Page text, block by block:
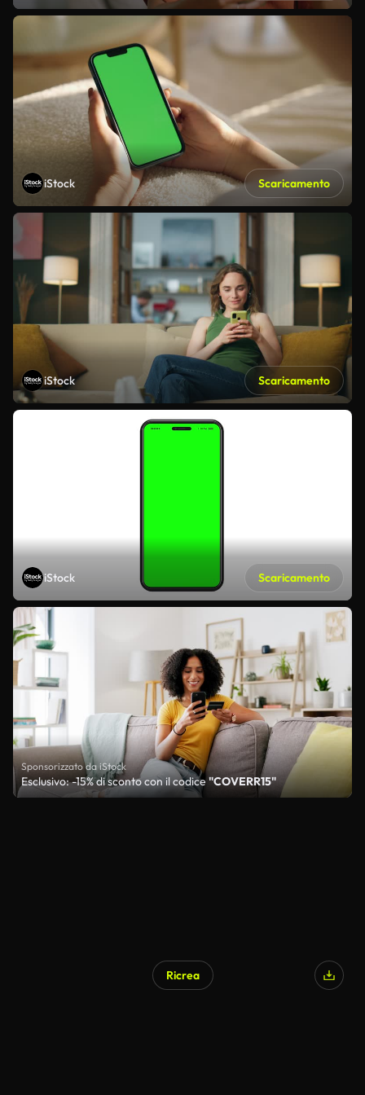
iStock Scaricamento
iStock Scaricamento
iStock Scaricamento
Sponsorizzato da iStock
Esclusivo: -15% di sconto con il codice"COVERR15"
Ricrea